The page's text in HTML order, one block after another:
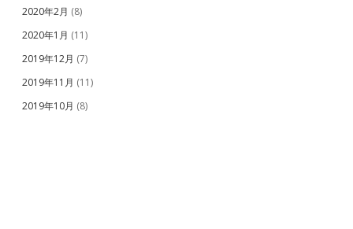
2020年2月 (8)
2020年1月 (11)
2019年12月 (7)
2019年11月 (11)
2019年10月 (8)